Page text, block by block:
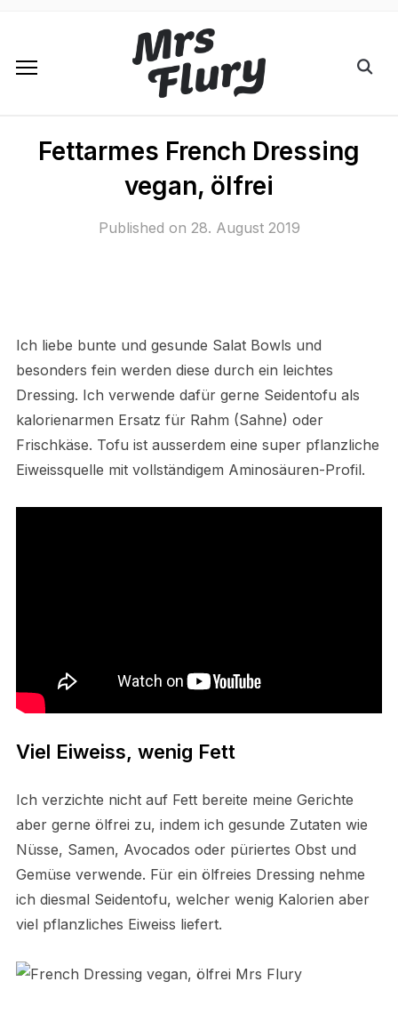
Fettarmes French Dressing
vegan, ölfrei
Published on 28. August 2019
Ich liebe bunte und gesunde Salat Bowls und
besonders fein werden diese durch ein leichtes
Dressing. Ich verwende dafür gerne Seidentofu als
kalorienarmen Ersatz für Rahm (Sahne) oder
Frischkäse. Tofu ist ausserdem eine super pflanzliche
Eiweissquelle mit vollständigem Aminosäuren-Profil.
Viel Eiweiss, wenig Fett
Ich verzichte nicht auf Fett bereite meine Gerichte
aber gerne ölfrei zu, indem ich gesunde Zutaten wie
Nüsse, Samen, Avocados oder püriertes Obst und
Gemüse verwende. Für ein ölfreies Dressing nehme
ich diesmal Seidentofu, welcher wenig Kalorien aber
viel pflanzliches Eiweiss liefert.